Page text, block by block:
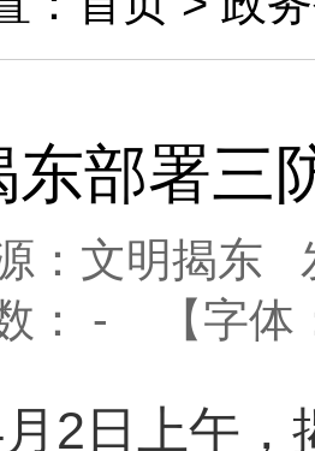
东部署三
：文明揭东
：
- 【字体
日上午，揭